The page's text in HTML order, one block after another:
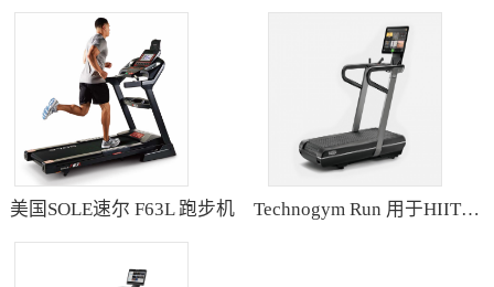
美国SOLE速尔 F63L 跑步机 Technogym Run 用于HIIT训练的跑步机